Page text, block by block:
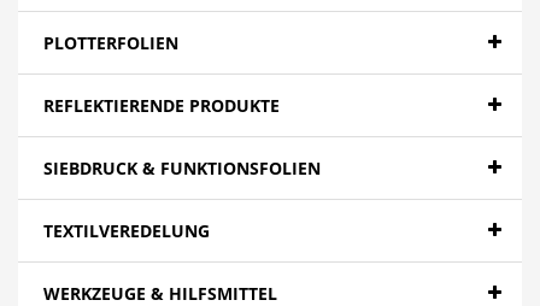
PLOTTERFOLIEN
REFLEKTIERENDE PRODUKTE
SIEBDRUCK & FUNKTIONSFOLIEN
TEXTILVEREDELUNG
WERKZEUGE & HILFSMITTEL